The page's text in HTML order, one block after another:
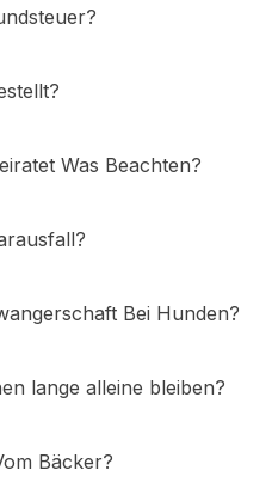
Was Beachten?
Bei Hunden?
lange alleine bleiben?
Bäcker?